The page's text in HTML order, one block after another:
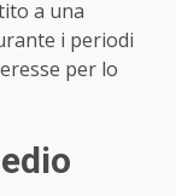
a una
i periodi
per lo